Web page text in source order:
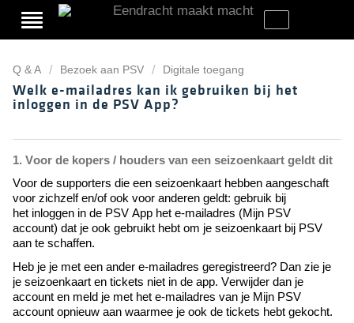
Q & A Bezoek aan PSV Digitale toegang
Welk e-mailadres kan ik gebruiken bij het
inloggen in de PSV App?
1. Voor de kopers / houders van een seizoenkaart geldt dit
Voor de supporters die een seizoenkaart hebben aangeschaft
voor zichzelf en/of ook voor anderen geldt: gebruik bij
het inloggen in de PSV App het e-mailadres (Mijn PSV
account) dat je ook gebruikt hebt om je seizoenkaart bij PSV
aan te schaffen.
Heb je je met een ander e-mailadres geregistreerd? Dan zie je
je seizoenkaart en tickets niet in de app. Verwijder dan je
account en meld je met het e-mailadres van je Mijn PSV
account opnieuw aan waarmee je ook de tickets hebt gekocht.